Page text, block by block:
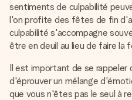
sentiments de culpabilité
l'on profite des fêtes de fin
culpabilité s'accompagne
être en deuil au lieu de faire la
Il est important de se
d'éprouver un mélange
que vous n'êtes pas le seul à